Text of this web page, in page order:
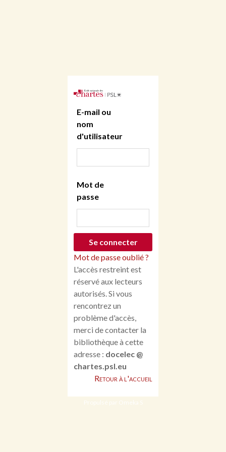
E-mail ou
nom
d'utilisateur
Mot de
passe
Mot de passe oublié ?
L'accès restreint est
réservé aux lecteurs
autorisés. Si vous
rencontrez un
problème d'accès,
merci de contacter la
bibliothèque à cette
adresse : docelec @
chartes.psl.eu
Retour à l'accueil
Propulsé par Omeka S